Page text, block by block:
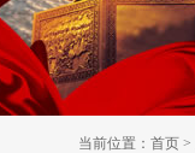
当前位置： 首页 >